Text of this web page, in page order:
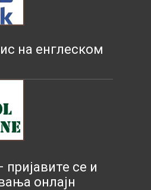
на енглеском
се и
онлајн